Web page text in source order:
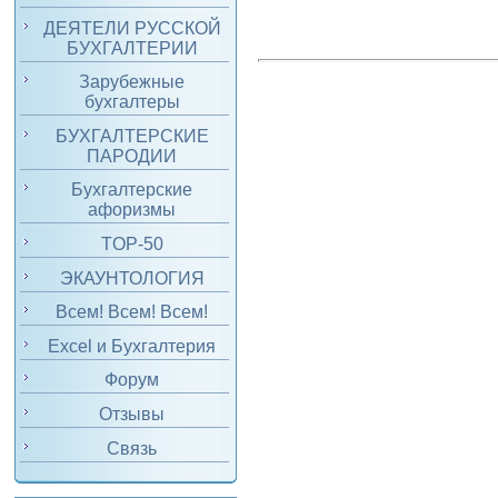
ДЕЯТЕЛИ РУССКОЙ
БУХГАЛТЕРИИ
Зарубежные
бухгалтеры
БУХГАЛТЕРСКИЕ
ПАРОДИИ
Бухгалтерские
афоризмы
TOP-50
ЭКАУНТОЛОГИЯ
Всем! Всем! Всем!
Excel и Бухгалтерия
Форум
Отзывы
Связь